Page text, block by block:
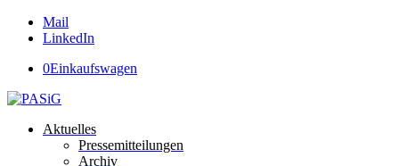
Mail
LinkedIn
0Einkaufswagen
Aktuelles
Pressemitteilungen
Archiv